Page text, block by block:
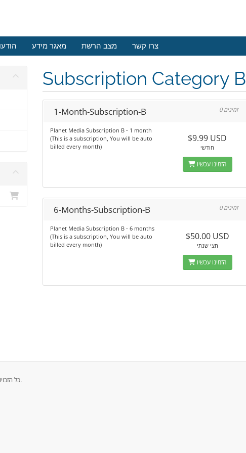
מאגר מידע מצב הרשת צרו קשר
Subscription Category B
1-Month-Subscription-B 0 זמינים
Planet Media Subscription B - 1 month
(This is a subscription, You will be auto
billed every month)
$9.99 USD
חודשי
הזמינו עכשיו
6-Months-Subscription-B 0 זמינים
Planet Media Subscription B - 6 months
(This is a subscription, You will be auto
billed every month)
$50.00 USD
חצי שנתי
הזמינו עכשיו
זכויות יוצרים © 2026 Services כל הזכויות שמורות.